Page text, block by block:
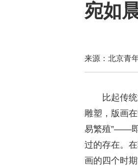
宛如
来源：北京
比起传
雕塑，版画
易繁殖”——
过的存在。
画的四个时